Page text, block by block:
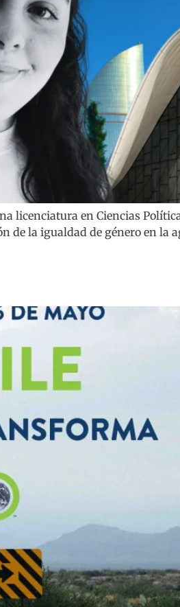
licenciatura en Ciencias
de la igualdad de género en la